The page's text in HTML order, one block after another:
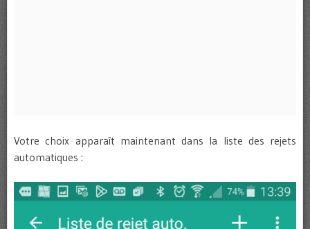
Votre choix apparaît maintenant dans la liste des rejets
automatiques :